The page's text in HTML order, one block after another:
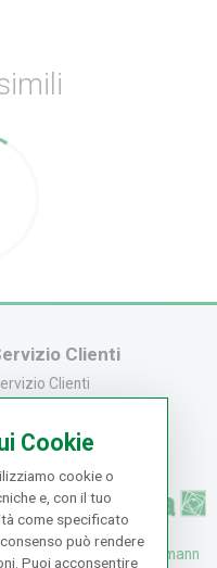
Clienti
Clienti
di Spediz...
V. Senna 44/46, Osmann
Cookie
cookie o
e, con il tuo
come specificato
può rendere
Puoi acconsentire